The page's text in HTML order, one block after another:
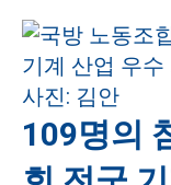
109명의